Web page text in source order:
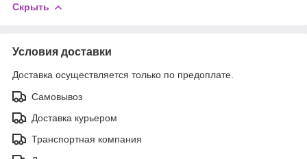
Скрыть
Условия доставки
Доставка осуществляется только по предоплате.
Самовывоз
Доставка курьером
Транспортная компания